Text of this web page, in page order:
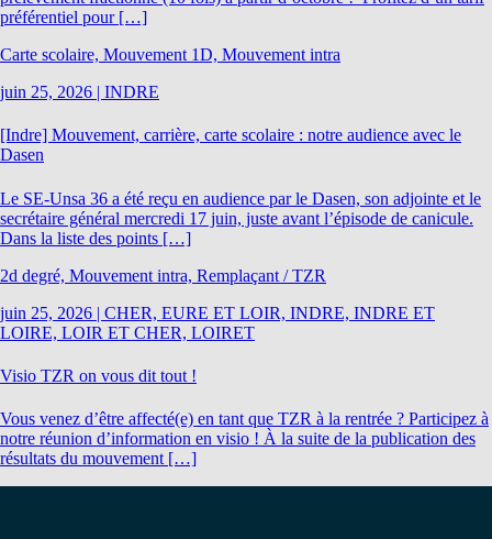
préférentiel pour […]
Carte scolaire, Mouvement 1D, Mouvement intra
juin 25, 2026 | INDRE
[Indre] Mouvement, carrière, carte scolaire : notre audience avec le
Dasen
Le SE-Unsa 36 a été reçu en audience par le Dasen, son adjointe et le
secrétaire général mercredi 17 juin, juste avant l’épisode de canicule.
Dans la liste des points […]
2d degré, Mouvement intra, Remplaçant / TZR
juin 25, 2026 | CHER, EURE ET LOIR, INDRE, INDRE ET
LOIRE, LOIR ET CHER, LOIRET
Visio TZR on vous dit tout !
Vous venez d’être affecté(e) en tant que TZR à la rentrée ? Participez à
notre réunion d’information en visio ! À la suite de la publication des
résultats du mouvement […]